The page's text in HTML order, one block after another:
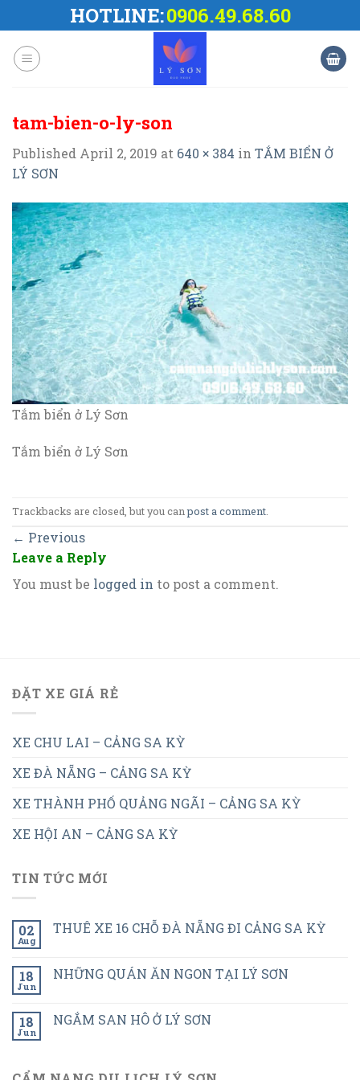
to
content
HOTLINE:0906.49.68.60
tam-bien-o-ly-son
Published April 2, 2019 at 640 × 384 in TẮM BIỂN Ở
LÝ SƠN
Tắm biển ở Lý Sơn
Tắm biển ở Lý Sơn
Trackbacks are closed, but you canpost a comment
← Previous
Leave a Reply
You must be logged in to post a comment.
ĐẶT XE GIÁ RẺ
XE CHU LAI – CẢNG SA KỲ
XE ĐÀ NẴNG – CẢNG SA KỲ
XE THÀNH PHỐ QUẢNG NGÃI – CẢNG SA KỲ
XE HỘI AN – CẢNG SA KỲ
TIN TỨC MỚI
02
Aug
THUÊ XE 16 CHỖ ĐÀ NẴNG ĐI CẢNG SA KỲ
18
Jun
NHỮNG QUÁN ĂN NGON TẠI LÝ SƠN
18
Jun
NGẮM SAN HÔ Ở LÝ SƠN